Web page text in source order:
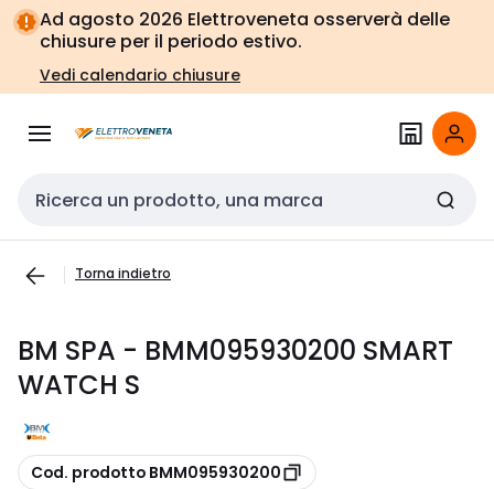
Vai alla
navigazione
Vai
alla
pagina
Ad agosto 2026 Elettroveneta osserverà delle
chiusure per il periodo estivo.
Vedi calendario chiusure
Cerca input
Torna indietro
BM SPA - BMM095930200 SMART
WATCH S
copia
Cod. prodotto BMM095930200